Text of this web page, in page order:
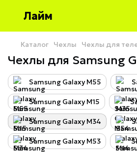
Лайм
Каталог Чехлы Чехлы для
Чехлы для Samsung
Samsung Galaxy M55
Samsung Galaxy M15
Samsung Galaxy M34
Samsung Galaxy M53